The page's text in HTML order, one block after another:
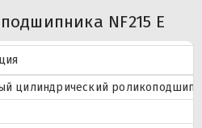
NF215 E
цилиндрический